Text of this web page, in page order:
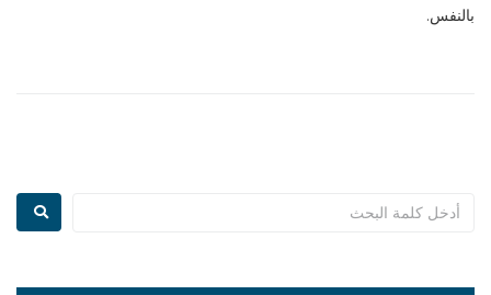
بالنفس.